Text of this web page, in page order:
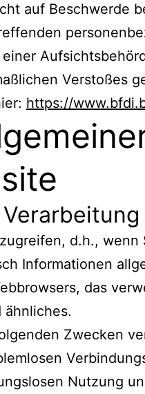
auf Beschwerde
Verstoßes
https://
d.h.,
Informationen
das
ähnliches.
Zwecken
Nutzung